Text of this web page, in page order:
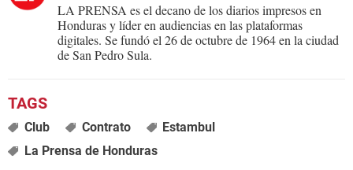
LA PRENSA es el decano de los diarios impresos en
Honduras y líder en audiencias en las plataformas
digitales. Se fundó el 26 de octubre de 1964 en la ciudad
de San Pedro Sula.
Club Contrato
Estambul
La Prensa de Honduras